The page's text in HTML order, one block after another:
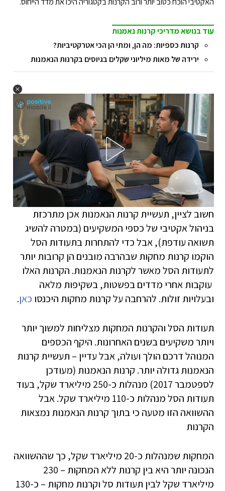
עוד בנושא מדריכי קרנות נאמנות
קרנות כספיות: מה הן, ומתי הן הכי אטרקטיביות?
ירידה של מאות מיליוני שקלים בגיוסים בקרנות הנאמנות
חשוב לציין, תעשיית קרנות הנאמנות אכן מתרכזת
בניהול אקטיבי של כספי המשקיעים (במטרה להשיג
תשואה עודפת), אבל כדי להתחרות בתעודות הסל
הוקמו קרנות מחקות שבהרבה מובנים הן קרובות יותר
לתעודות הסל מאשר לקרנות הנאמנות. הקרנות האלו
עוקבות אחרי מדדים בפשטות, בשקיפות מלאה
ובעלויות זולות. להרחבה על קרנות מחקות היכנסו כאן.
תעודות הסל והקרנות המחקות מצליחות למשוך יותר
ויותר משקיעים בשנים האחרונות. היקף הכספים
המנוהל דרכם הולך ועולה, אבל עדיין – תעשיית קרנות
הנאמנות גדולה יותר. קרנות הנאמנות (מעודכן
לספטמבר 2017) מנהלות כ-250 מיליארד שקל, בעוד
תעודות הסל מנהלות כ-110 מיליארד שקל. אבל
ההשוואה הזו מטעה כי בתוך קרנות הנאמנות נמצאות
הקרנות
המחקות שמנהלות כ-20 מיליארד שקל, כך שההשוואה
הנכונה יותר היא בין קרנות ללא המחקות – 230
מיליארד שקל לבין תעודות סל וקרנות מחקות – כ-130